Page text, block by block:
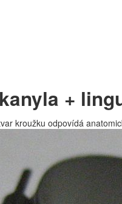
+
kroužku odpovídá